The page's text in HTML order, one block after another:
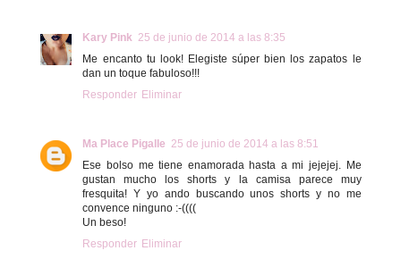
Kary Pink 25 de junio de 2014 a las 8:35
Me encanto tu look! Elegiste súper bien los zapatos le
dan un toque fabuloso!!!
Responder Eliminar
Ma Place Pigalle 25 de junio de 2014 a las 8:51
Ese bolso me tiene enamorada hasta a mi jejejej. Me
gustan mucho los shorts y la camisa parece muy
fresquita! Y yo ando buscando unos shorts y no me
convence ninguno :-((((
Un beso!
Responder Eliminar